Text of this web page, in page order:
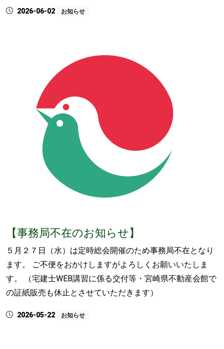
2026-06-02 お知らせ
【事務局不在のお知らせ】
５月２７日（水）は定時総会開催のため事務局不在となり
ます。 ご不便をおかけしますがよろしくお願いいたしま
す。 （宅建士WEB講習に係る交付等・宮崎県不動産会館で
の証紙販売も休止とさせていただきます）
2026-05-22 お知らせ